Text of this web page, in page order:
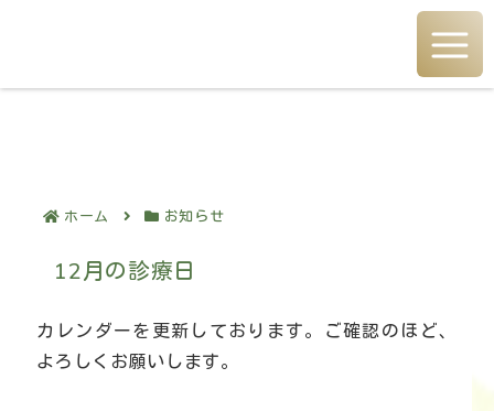
ホーム お知らせ
12月の診療日
カレンダーを更新しております。ご確認のほど、
よろしくお願いします。